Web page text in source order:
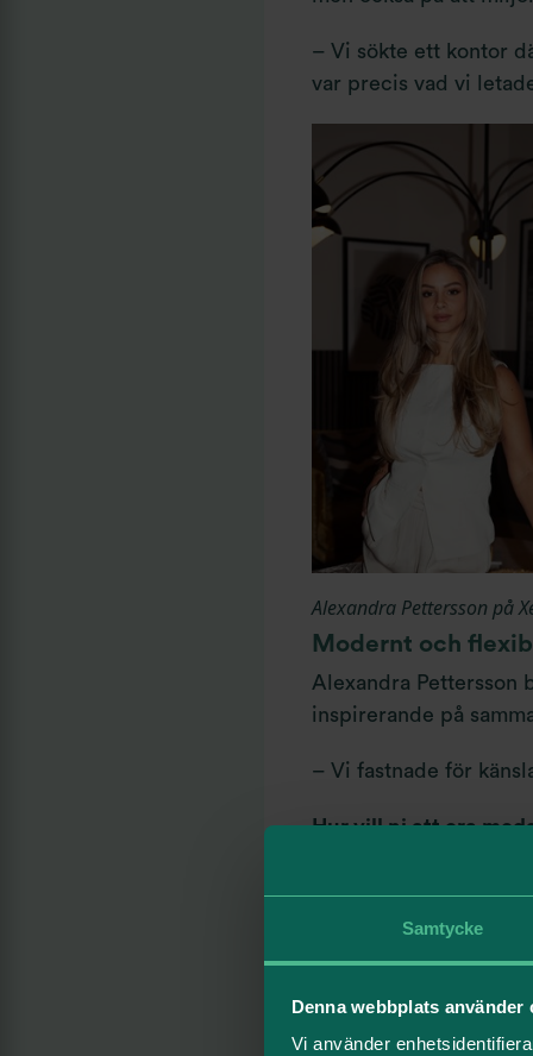
Samtycke
Denna webbplats använder
Vi använder
– Vi sökte ett kontor
var precis vad vi
Alexandra Pettersson på
Modernt och
Alexandra Pettersson
inspirerande på
– Vi fastnade för
Hur vill ni att era
Vad var det med